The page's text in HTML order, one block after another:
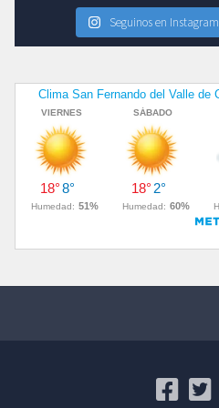
Seguinos en Instagram